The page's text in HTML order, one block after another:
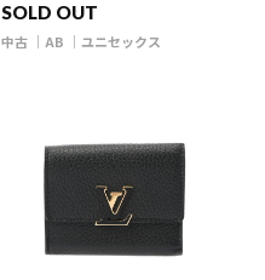
SOLD OUT
中古 AB ユニセックス